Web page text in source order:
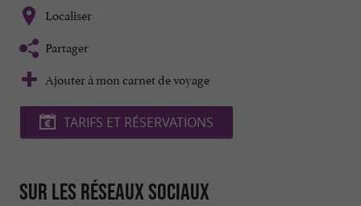
Localiser
Partager
Ajouter à mon carnet de voyage
TARIFS ET RÉSERVATIONS
Sur les réseaux sociaux